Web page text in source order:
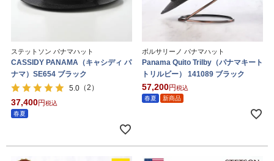
ステットソン パナマハット
CASSIDY PANAMA（キャシディ パ
ナマ）SE654 ブラック
5.0 （2）
37,400
税込
春夏
ボルサリーノ パナマハット
Panama Quito Trilby（パナマキート
トリルビー） 141089 ブラック
57,200
税込
春夏
新商品